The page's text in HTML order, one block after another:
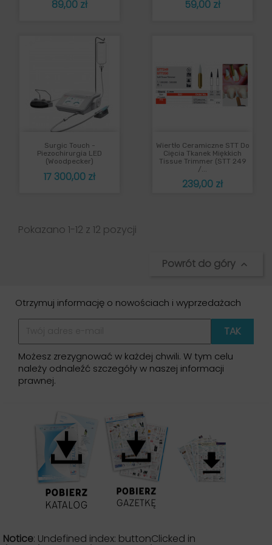
Cena
89,00 zł Cena
59,00 zł
Surgic Touch -
Piezochirurgia LED
(Woodpecker)
Cena
17 300,00 zł
Wiertło Ceramiczne STT Do
Cięcia Tkanek Miękkich
Tissue Trimmer (STT 249
/...
Cena
239,00 zł
Pokazano 1-12 z 12 pozycji
Powrót do góry 
Otrzymuj informację o nowościach i wyprzedażach
Możesz zrezygnować w każdej chwili. W tym celu
należy odnaleźć szczegóły w naszej informacji
prawnej.
Notice: Undefined index: buttonClicked in